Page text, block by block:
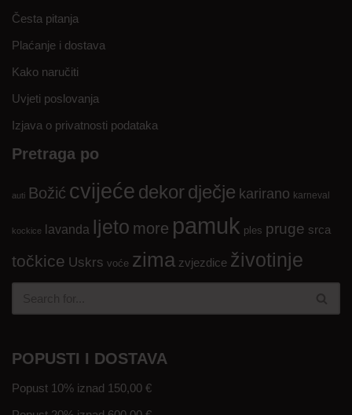
Česta pitanja
Plaćanje i dostava
Kako naručiti
Uvjeti poslovanja
Izjava o privatnosti podataka
Pretraga po
auti Božić cvijeće dekordječje karirano karneval
kockice lavanda ljeto more pamuk ples pruge srca
točkice Uskrs voće zima zvjezdice životinje
POPUSTI I DOSTAVA
Popust 10% iznad 150,00 €